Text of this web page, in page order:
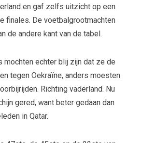
en gaf zelfs uitzicht op een
finales. De voetbalgrootmachten
de andere kant van de tabel.
mochten echter blij zijn dat ze de
tegen Oekraïne, anders moesten
Richting vaderland. Nu
gered, want beter gedaan dan
in Qatar.